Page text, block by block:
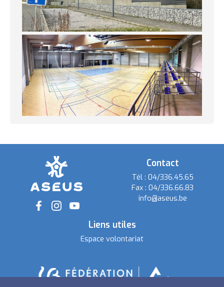
Social
Contact
Tél : 04/336.45.65
Fax :04/336.66.83
info@aseus.be
Liens utiles
Espace volontariat